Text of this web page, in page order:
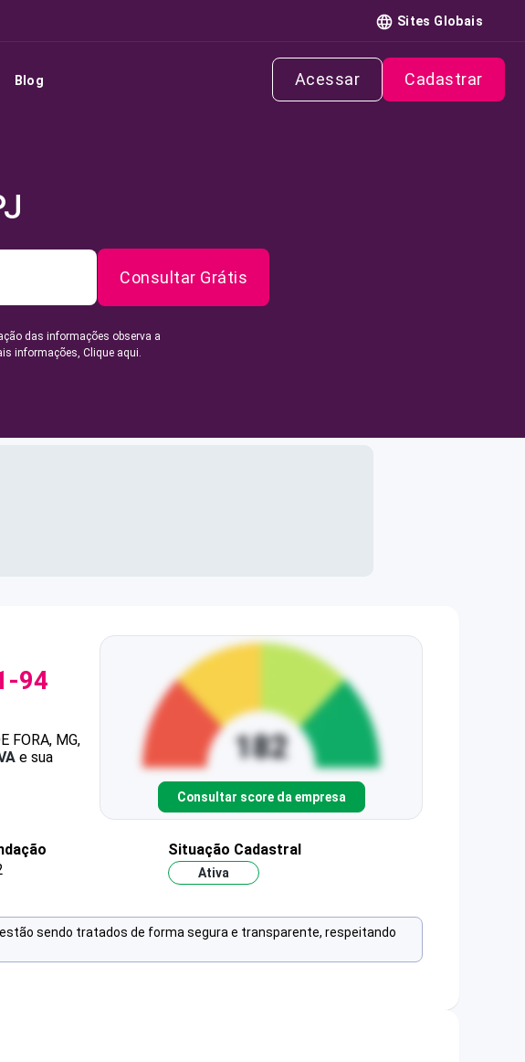
Sites Globais
Blog Acessar Cadastrar
Consultar Grátis
das informações observa a
informações, Clique aqui.
94
FORA, MG,
e sua
Consultar score da empresa
Situação Cadastral
Ativa
sendo tratados de forma segura e transparente, respeitando